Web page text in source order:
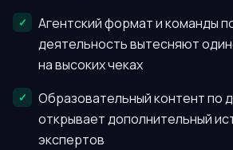
Агентский формат и команды
деятельность вытесняют
на высоких чеках
Образовательный контент по
открывает дополнительный
экспертов